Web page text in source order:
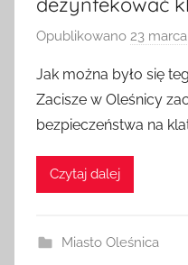
dezynfekować
Opublikowano 23
Jak można było się
Zacisze w Oleśnicy
bezpieczeństwa na
Czytaj dalej
Miasto Oleśnica